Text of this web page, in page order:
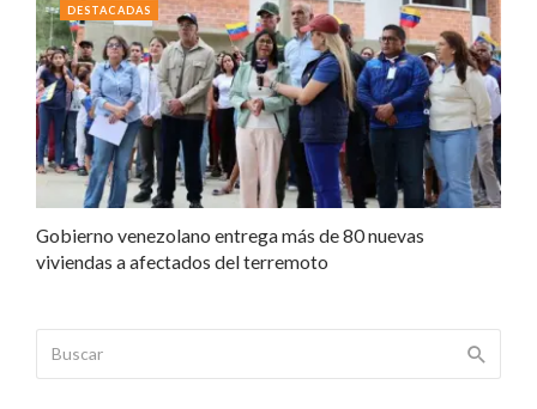
Gobierno venezolano entrega más de 80 nuevas
viviendas a afectados del terremoto
DESTACADAS